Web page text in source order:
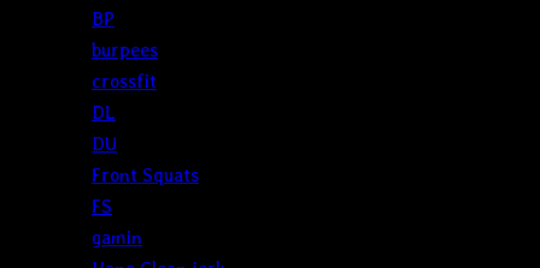
BP
burpees
crossfit
DL
DU
Front Squats
FS
gamin